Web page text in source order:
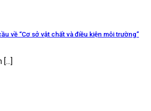
về “Cơ sở vật chất và điều kiện môi trường”